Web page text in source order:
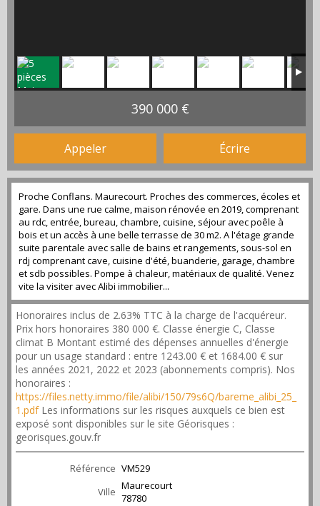
390 000 €
Appeler Écrire
Proche Conflans. Maurecourt. Proches des commerces, écoles et
gare. Dans une rue calme, maison rénovée en 2019, comprenant
au rdc, entrée, bureau, chambre, cuisine, séjour avec poêle à
bois et un accès à une belle terrasse de 30 m2. A l'étage grande
suite parentale avec salle de bains et rangements, sous-sol en
rdj comprenant cave, cuisine d'été, buanderie, garage, chambre
et sdb possibles. Pompe à chaleur, matériaux de qualité. Venez
vite la visiter avec Alibi immobilier...
Honoraires inclus de 2.63% TTC à la charge de l'acquéreur.
Prix hors honoraires 380 000 €. Classe énergie C, Classe
climat B Montant estimé des dépenses annuelles d'énergie
pour un usage standard : entre 1243.00 € et 1684.00 € sur
les années 2021, 2022 et 2023 (abonnements compris). Nos
honoraires :
https://files.netty.immo/file/alibi/150/79s6Q/bareme_alibi_25_
1.pdfLes informations sur les risques auxquels ce bien est
exposé sont disponibles sur le site Géorisques :
georisques.gouv.fr
Référence VM529
Ville Maurecourt
78780